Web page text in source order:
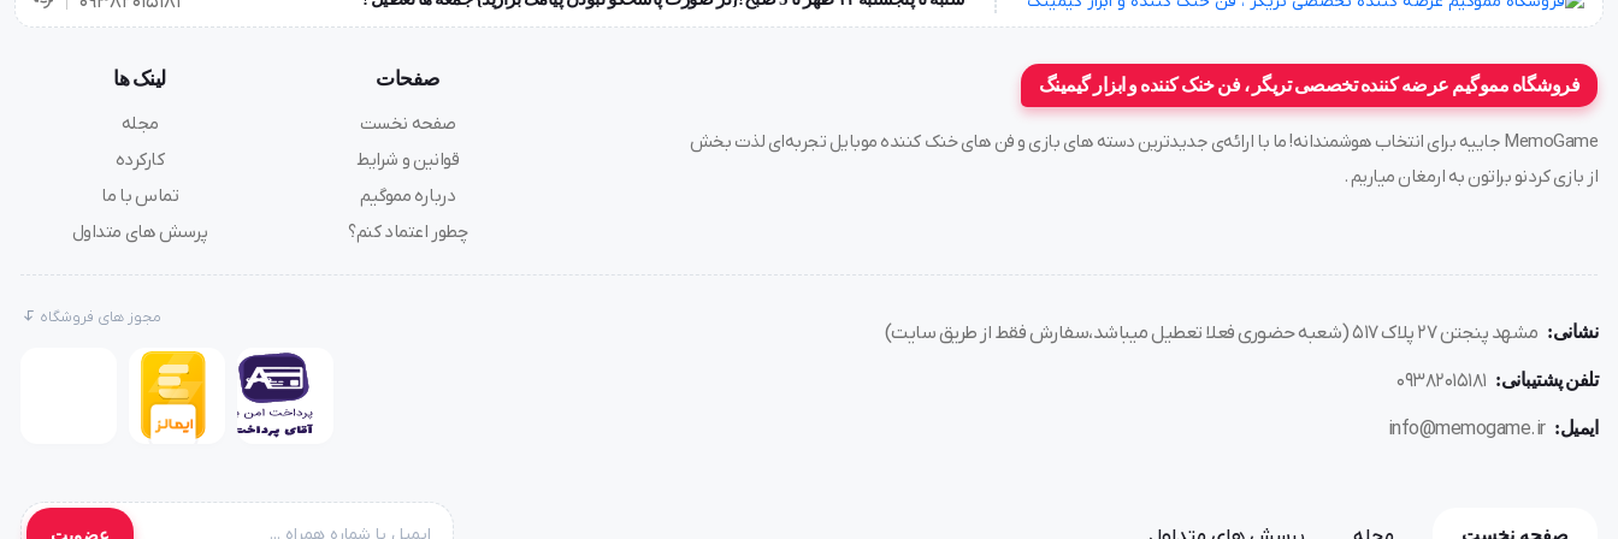
فروشگاه مموگیم عرضه کننده تخصصی تریگر ، فن خنک کننده و ابزار گیمینگ
MemoGame جاییه برای انتخاب هوشمندانه! ما با ارائه‌ی جدیدترین دسته های بازی و فن های خنک کننده موبایل تجربه‌ای لذت بخش
از بازی کردنو براتون به ارمغان میاریم .
صفحات
صفحه نخست
قوانین و شرایط
درباره مموگیم
چطور اعتماد کنم؟
لینک ها
مجله
کارکرده
تماس با ما
پرسش های متداول
نشانی: مشهد پنجتن ۲۷ پلاک ۵۱۷ (شعبه حضوری فعلا تعطیل میباشد،سفارش فقط از طریق سایت)
تلفن پشتیبانی: ۰۹۳۸۲۰۱۵۱۸۱
ایمیل: info@memogame.ir
مجوز های فروشگاه
صفحه نخست عضویت